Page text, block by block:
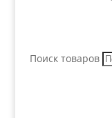
Поиск товаров